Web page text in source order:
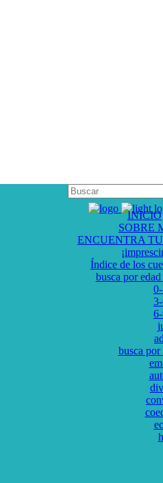
INICIO
SOBRE
ENCUENTRA
Índice de los
busca por
busca por